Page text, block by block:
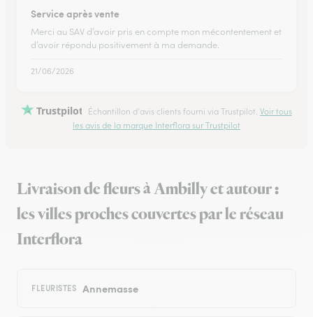
Service après vente
Merci au SAV d’avoir pris en compte mon mécontentement et
d’avoir répondu positivement à ma demande.
21/06/2026
Trustpilot Échantillon d'avis clients fourni via Trustpilot. Voir tous
les avis de la marque Interflora sur Trustpilot
Livraison de fleurs à Ambilly et autour :
les villes proches couvertes par le réseau
Interflora
FLEURISTES Annemasse